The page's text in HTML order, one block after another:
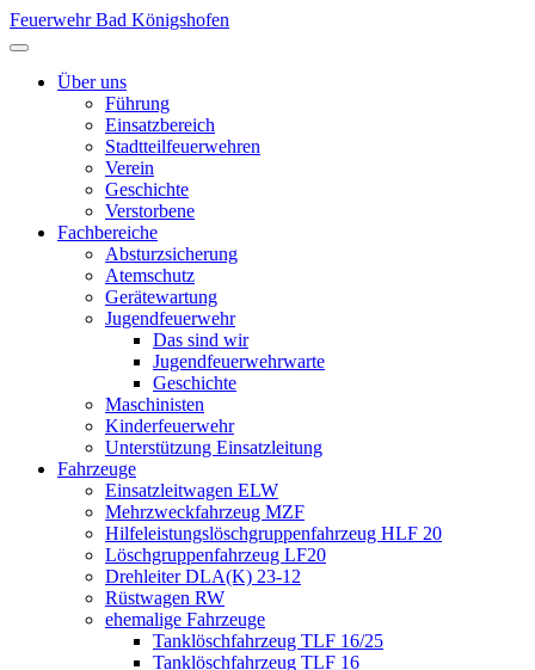
Feuerwehr Bad Königshofen
Über uns
Führung
Einsatzbereich
Stadtteilfeuerwehren
Verein
Geschichte
Verstorbene
Fachbereiche
Absturzsicherung
Atemschutz
Gerätewartung
Jugendfeuerwehr
Das sind wir
Jugendfeuerwehrwarte
Geschichte
Maschinisten
Kinderfeuerwehr
Unterstützung Einsatzleitung
Fahrzeuge
Einsatzleitwagen ELW
Mehrzweckfahrzeug MZF
Hilfeleistungslöschgruppenfahrzeug HLF 20
Löschgruppenfahrzeug LF20
Drehleiter DLA(K) 23-12
Rüstwagen RW
ehemalige Fahrzeuge
Tanklöschfahrzeug TLF 16/25
Tanklöschfahrzeug TLF 16